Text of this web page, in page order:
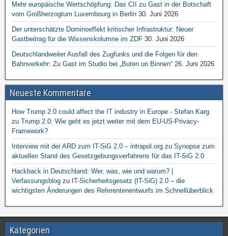
Mehr europäische Wertschöpfung: Das CII zu Gast in der Botschaft
vom Großherzogtum Luxembourg in Berlin 30. Juni 2026
Der unterschätzte Dominoeffekt kritischer Infrastruktur: Neuer
Gastbeitrag für die Wissenskolumne im ZDF 30. Juni 2026
Deutschlandweiter Ausfall des Zugfunks und die Folgen für den
Bahnverkehr: Zu Gast im Studio bei „Buten un Binnen“ 26. Juni 2026
Neueste Kommentare
How Trump 2.0 could affect the IT industry in Europe - Stefan Karg
zu Trump 2.0: Wie geht es jetzt weiter mit dem EU-US-Privacy-
Framework?
Interview mit der ARD zum IT-SiG 2.0 – intrapol.org zu Synopse zum
aktuellen Stand des Gesetzgebungsverfahrens für das IT-SiG 2.0
Hackback in Deutschland: Wer, was, wie und warum? |
Verfassungsblog zu IT-Sicherheitsgesetz (IT-SiG) 2.0 – die
wichtigsten Änderungen des Referentenentwurfs im Schnellüberblick
Kategorien